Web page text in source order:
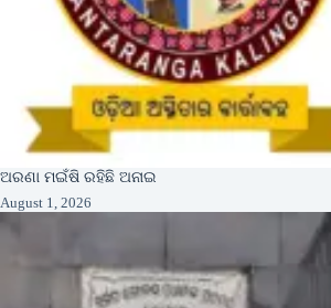
ଅରଣା ମଇଁଷି ରହିଛି ଅନାଇ
August 1, 2026